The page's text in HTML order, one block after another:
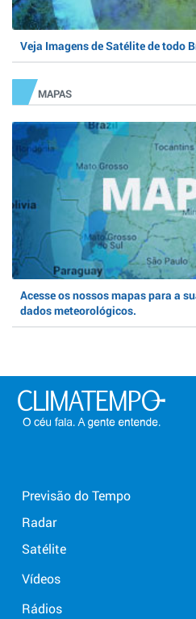
Veja Imagens de Satélite de todo
MAPAS
Acesse os nossos mapas para a
dados meteorológicos.
Previsão do Tempo
Radar
Satélite
Vídeos
Rádios